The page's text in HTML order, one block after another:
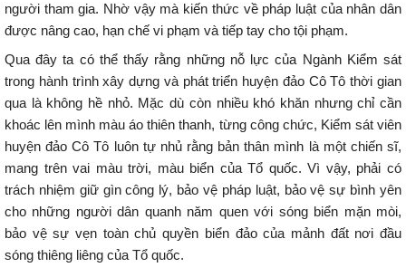
người tham gia. Nhờ vậy mà kiến thức về pháp luật của nhân dân
được nâng cao, hạn chế vi phạm và tiếp tay cho tội phạm.
Qua đây ta có thể thấy rằng những nỗ lực của Ngành Kiểm sát
trong hành trình xây dựng và phát triển huyện đảo Cô Tô thời gian
qua là không hề nhỏ. Mặc dù còn nhiều khó khăn nhưng chỉ cần
khoác lên mình màu áo thiên thanh, từng công chức, Kiểm sát viên
huyện đảo Cô Tô luôn tự nhủ rằng bản thân mình là một chiến sĩ,
mang trên vai màu trời, màu biển của Tổ quốc. Vì vậy, phải có
trách nhiệm giữ gìn công lý, bảo vệ pháp luật, bảo vệ sự bình yên
cho những người dân quanh năm quen với sóng biển mặn mòi,
bảo vệ sự vẹn toàn chủ quyền biển đảo của mảnh đất nơi đầu
sóng thiêng liêng của Tổ quốc.